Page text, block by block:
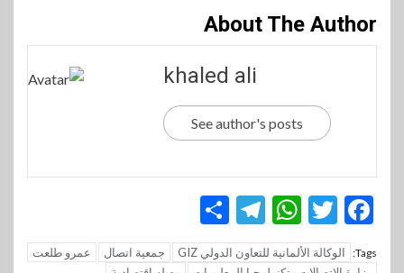
About The Author
khaled ali
See author's posts
Facebook
Twitter
WhatsApp
Telegram
Tags: الوكالة الألمانية للتعاون الدولي GIZ جمعية اتصال
عمرو طلعت